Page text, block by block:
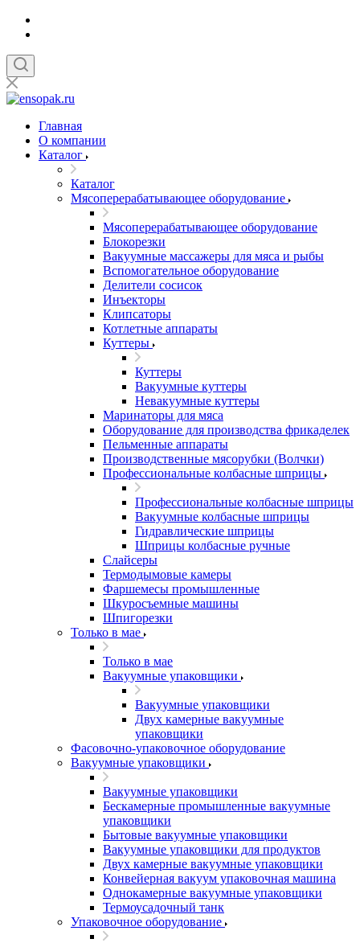
Главная
О компании
Каталог
Каталог
Мясоперерабатывающее оборудование
Мясоперерабатывающее оборудование
Блокорезки
Вакуумные массажеры для мяса и рыбы
Вспомогательное оборудование
Делители сосисок
Инъекторы
Клипсаторы
Котлетные аппараты
Куттеры
Куттеры
Вакуумные куттеры
Невакуумные куттеры
Маринаторы для мяса
Оборудование для производства фрикаделек
Пельменные аппараты
Производственные мясорубки (Волчки)
Профессиональные колбасные шприцы
Профессиональные колбасные шприцы
Вакуумные колбасные шприцы
Гидравлические шприцы
Шприцы колбасные ручные
Слайсеры
Термодымовые камеры
Фаршемесы промышленные
Шкуросъемные машины
Шпигорезки
Только в мае
Только в мае
Вакуумные упаковщики
Вакуумные упаковщики
Двух камерные вакуумные
упаковщики
Фасовочно-упаковочное оборудование
Вакуумные упаковщики
Вакуумные упаковщики
Бескамерные промышленные вакуумные
упаковщики
Бытовые вакуумные упаковщики
Вакуумные упаковщики для продуктов
Двух камерные вакуумные упаковщики
Конвейерная вакуум упаковочная машина
Однокамерные вакуумные упаковщики
Термоусадочный танк
Упаковочное оборудование